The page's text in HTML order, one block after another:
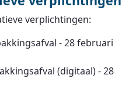
verplichtingen:
- 28 februari
(digitaal) - 28